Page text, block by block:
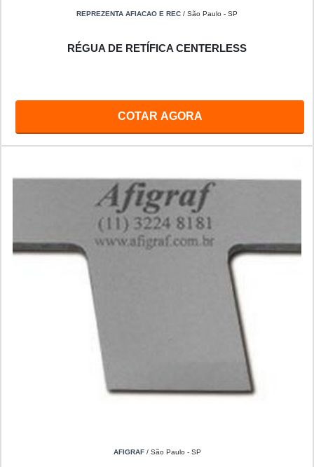
REPREZENTA AFIACAO E REC / São Paulo - SP
RÉGUA DE RETÍFICA CENTERLESS
COTAR AGORA
AFIGRAF/ São Paulo - SP